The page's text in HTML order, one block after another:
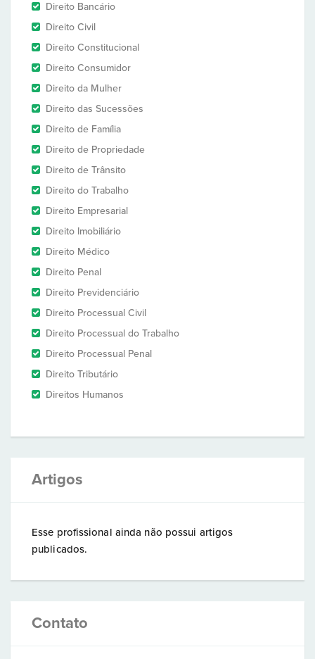
Direito Bancário
Direito Civil
Direito Constitucional
Direito Consumidor
Direito da Mulher
Direito das Sucessões
Direito de Família
Direito de Propriedade
Direito de Trânsito
Direito do Trabalho
Direito Empresarial
Direito Imobiliário
Direito Médico
Direito Penal
Direito Previdenciário
Direito Processual Civil
Direito Processual do Trabalho
Direito Processual Penal
Direito Tributário
Direitos Humanos
Artigos
Esse profissional ainda não possui artigos
publicados.
Contato